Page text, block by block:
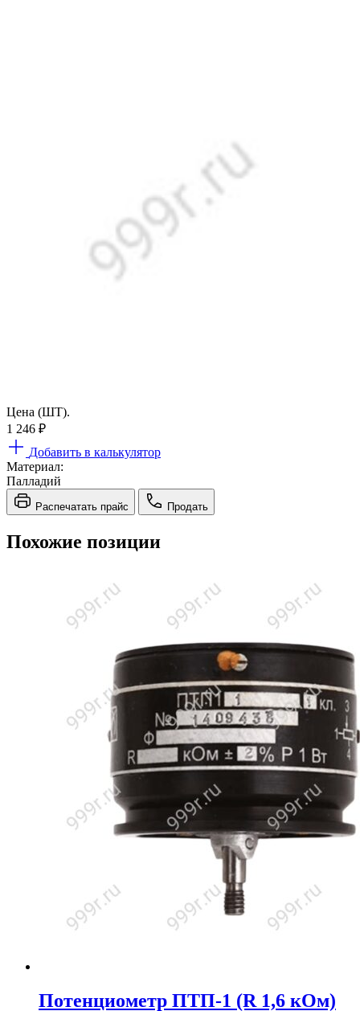
Цена (ШТ).
1 246 ₽
Добавить в калькулятор
Материал:
Палладий
Распечатать прайс Продать
Похожие позиции
Потенциометр ПТП-1 (R 1,6 кОм)